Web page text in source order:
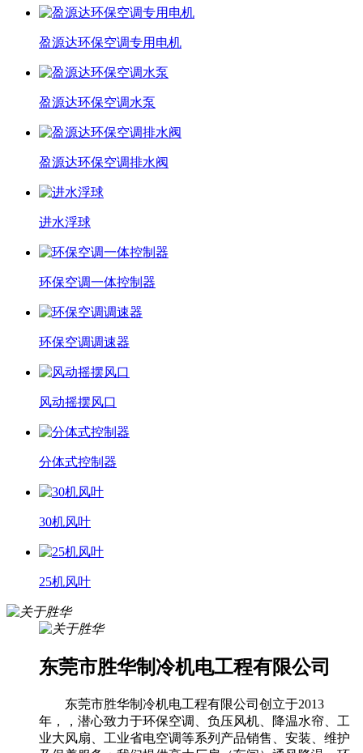
盈源达环保空调专用电机
盈源达环保空调水泵
盈源达环保空调排水阀
进水浮球
环保空调一体控制器
环保空调调速器
风动摇摆风口
分体式控制器
30机风叶
25机风叶
东莞市胜华制冷机电工程有限公司
东莞市胜华制冷机电工程有限公司创立于2013
年，，潜心致力于环保空调、负压风机、降温水帘、工
业大风扇、工业省电空调等系列产品销售、安装、维护